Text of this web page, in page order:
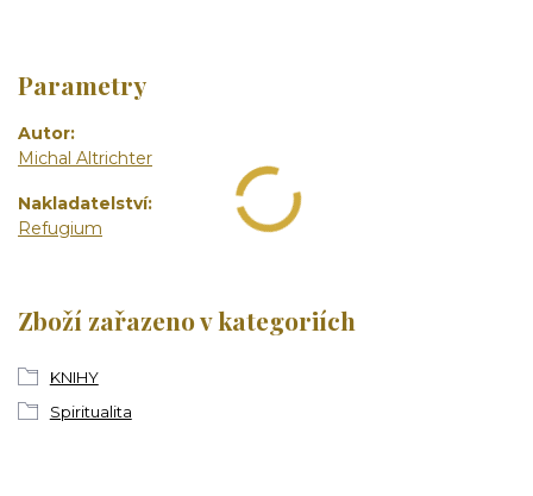
Parametry
Autor
Michal Altrichter
Nakladatelství
Refugium
Zboží zařazeno v kategoriích
KNIHY
Spiritualita